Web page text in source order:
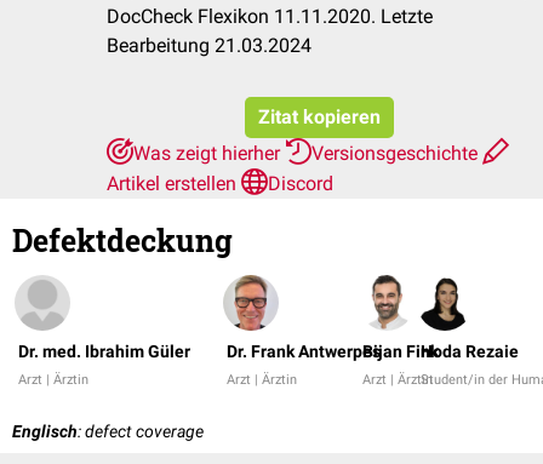
DocCheck Flexikon 11.11.2020. Letzte
Bearbeitung 21.03.2024
Zitat kopieren
Was zeigt hierher
Versionsgeschichte
Artikel erstellen
Discord
Defektdeckung
Dr. med. Ibrahim Güler
Arzt | Ärztin
Dr. Frank Antwerpes
Arzt | Ärztin
Bijan Fink
Arzt | Ärztin
Hoda Rezaie
Student/in der
Englisch: defect coverage